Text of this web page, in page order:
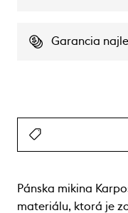
Garancia
Pánska mikina
materiálu, ktorá je